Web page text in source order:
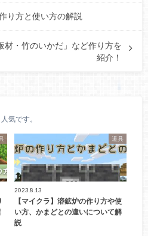
り方と使い方の解説
材・竹のいかだ」など作り方を
紹介！
気です。
道具
2023.8.13
【マイクラ】溶鉱炉の作り方や使
い方、かまどとの違いについて解
説